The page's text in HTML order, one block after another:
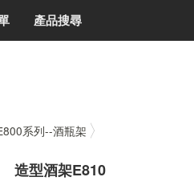
產品搜尋
系列--酒瓶架
造型酒架E810